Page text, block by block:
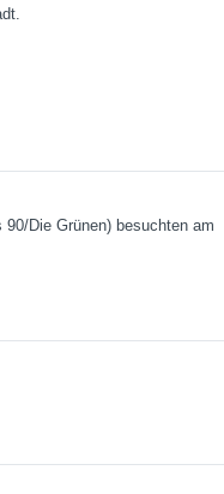
Die Grünen) besuchten am